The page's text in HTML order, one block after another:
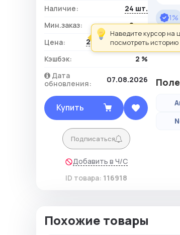
Наличие:
24 шт.
Мин.заказ:
2 шт.
Цена:
240,70 ₽ / шт.
Кэшбэк:
2 %
Дата
обновления:
07.08.2026
Купить
Подписаться
Добавить в Ч/С
ID товара: 116918
1%
Похожие товары
Наведите курсор на
посмотреть